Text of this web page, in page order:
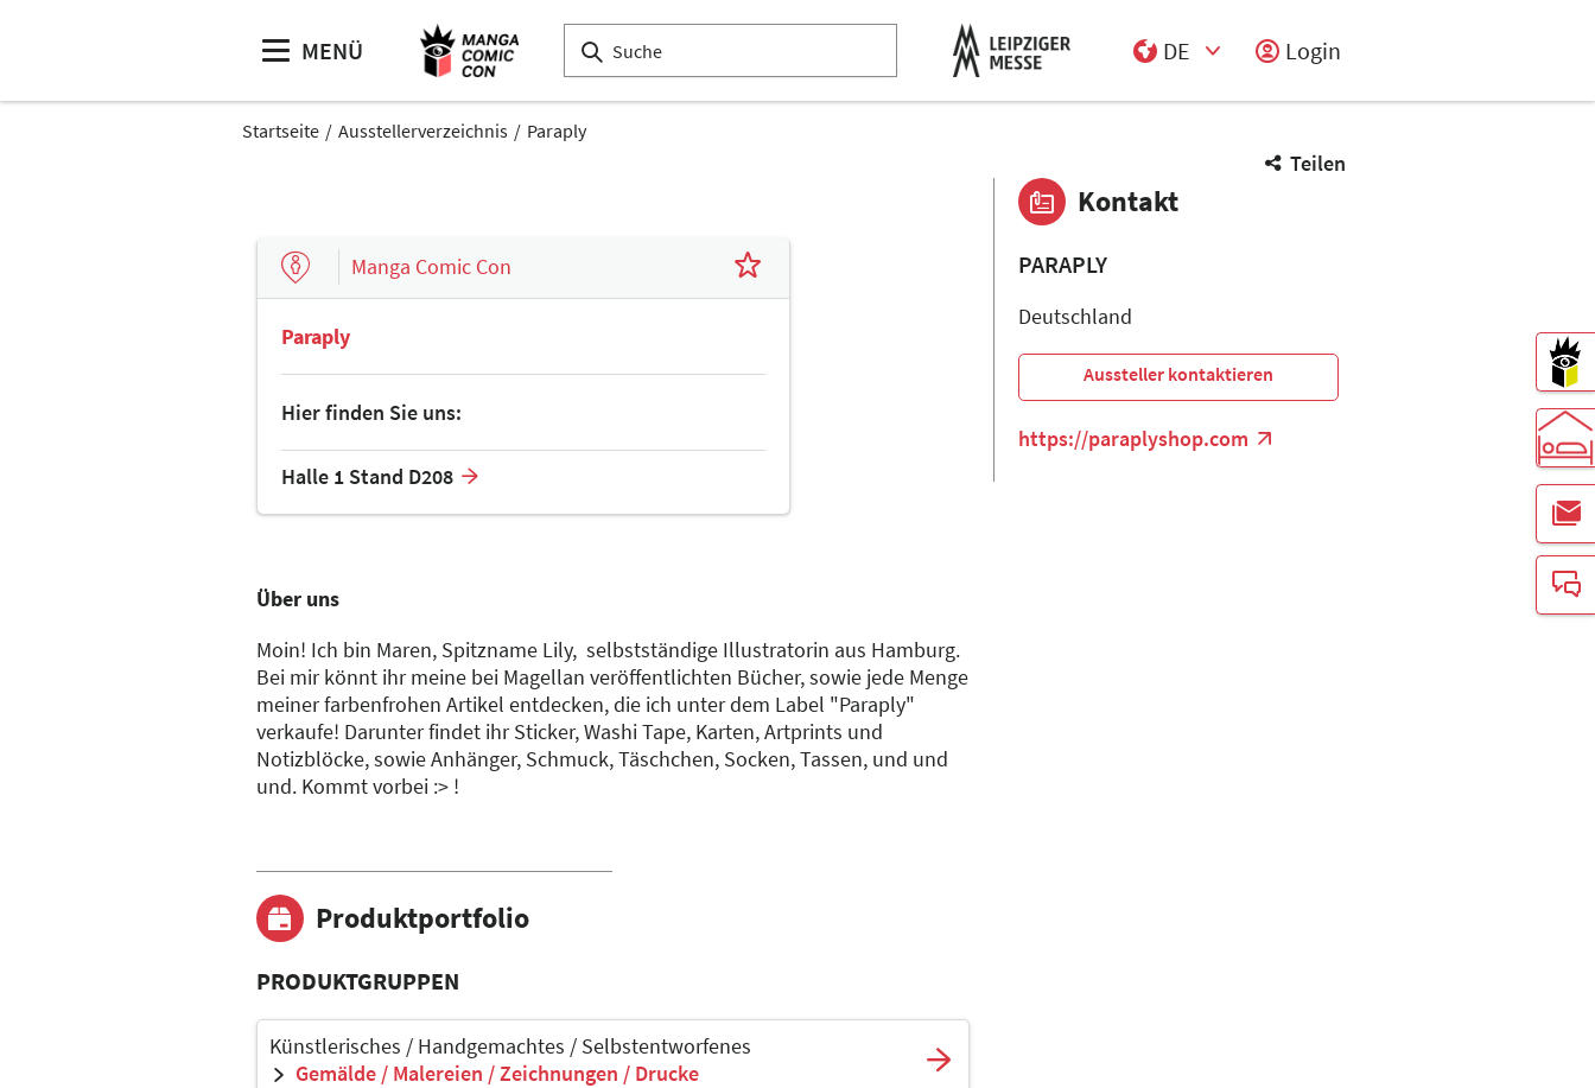
MENÜ
DE
Login
Startseite Ausstellerverzeichnis Paraply
Teilen
Manga Comic Con
Paraply
Hier finden Sie uns:
Halle 1 Stand D208
Über uns
Moin! Ich bin Maren, Spitzname Lily, selbstständige Illustratorin aus Hamburg.
Bei mir könnt ihr meine bei Magellan veröffentlichten Bücher, sowie jede Menge
meiner farbenfrohen Artikel entdecken, die ich unter dem Label "Paraply"
verkaufe! Darunter findet ihr Sticker, Washi Tape, Karten, Artprints und
Notizblöcke, sowie Anhänger, Schmuck, Täschchen, Socken, Tassen, und und
und. Kommt vorbei :> !
Produktportfolio
PRODUKTGRUPPEN
Künstlerisches / Handgemachtes / Selbstentworfenes
Gemälde / Malereien / Zeichnungen / Drucke
Kontakt
PARAPLY
Deutschland
Aussteller kontaktieren
https://paraplyshop.com